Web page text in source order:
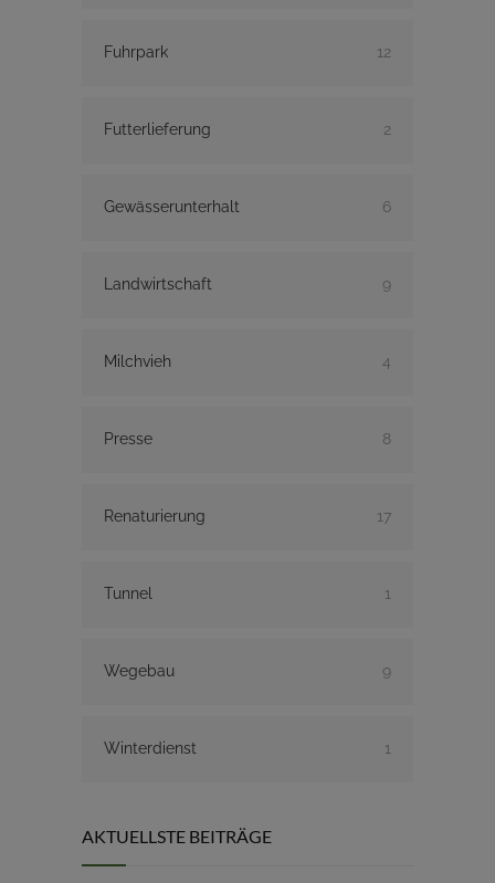
Fuhrpark 12
Futterlieferung 2
Gewässerunterhalt 6
Landwirtschaft 9
Milchvieh 4
Presse 8
Renaturierung 17
Tunnel 1
Wegebau 9
Winterdienst 1
AKTUELLSTE BEITRÄGE